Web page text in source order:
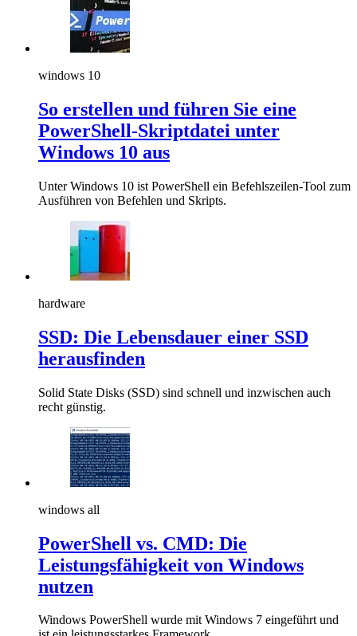
windows 10
So erstellen und führen Sie eine
PowerShell-Skriptdatei unter
Windows 10 aus
Unter Windows 10 ist PowerShell ein Befehlszeilen-Tool zum
Ausführen von Befehlen und Skripts.
hardware
SSD: Die Lebensdauer einer SSD
herausfinden
Solid State Disks (SSD) sind schnell und inzwischen auch
recht günstig.
windows all
PowerShell vs. CMD: Die
Leistungsfähigkeit von Windows
nutzen
Windows PowerShell wurde mit Windows 7 eingeführt und